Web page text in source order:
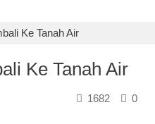
Ke Tanah Air
Ke Tanah Air
0
1682